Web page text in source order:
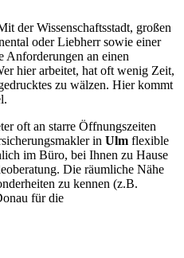
der Wissenschaftsstadt, großen
oder Liebherr sowie einer
Anforderungen an einen
hier arbeitet, hat oft wenig Zeit,
zu wälzen. Hier kommt
oft an starre Öffnungszeiten
in Ulm flexible
im Büro, bei Ihnen zu Hause
Die räumliche Nähe
zu kennen (z.B.
für die